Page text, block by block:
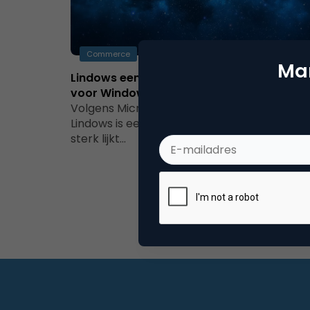
Commerce
Lindows een mogelijke serieuze
voor Windows?
Volgens Microsoft wel. Wat is er aan de
Lindows is een linux variant. Maar wel een die
sterk lijkt…